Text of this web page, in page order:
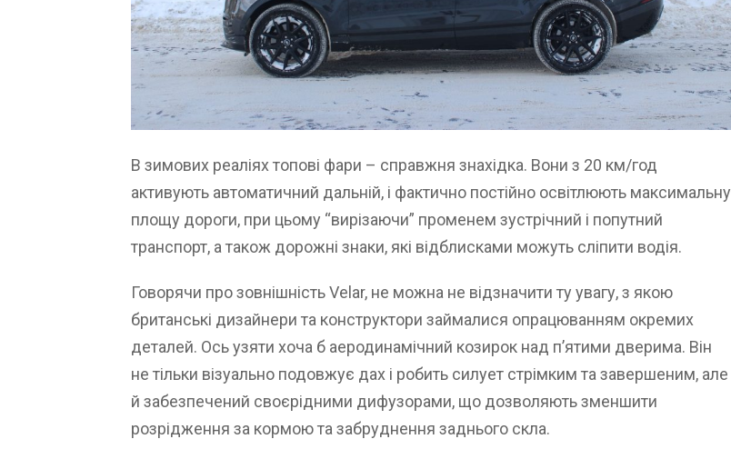
В зимових реаліях топові фари – справжня знахідка. Вони з 20 км/год
активують автоматичний дальній, і фактично постійно освітлюють максимальну
площу дороги, при цьому “вирізаючи” променем зустрічний і попутний
транспорт, а також дорожні знаки, які відблисками можуть сліпити водія.
Говорячи про зовнішність Velar, не можна не відзначити ту увагу, з якою
британські дизайнери та конструктори займалися опрацюванням окремих
деталей. Ось узяти хоча б аеродинамічний козирок над п’ятими дверима. Він
не тільки візуально подовжує дах і робить силует стрімким та завершеним, але
й забезпечений своєрідними дифузорами, що дозволяють зменшити
розрідження за кормою та забруднення заднього скла.